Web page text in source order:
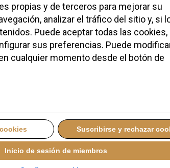
Blogs Temas Buscar #JovenesConFe Podcast
la Comisión de
2026 23:36